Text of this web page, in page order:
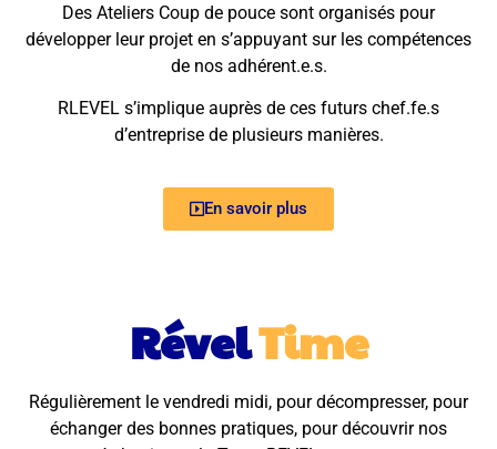
Des Ateliers Coup de pouce sont organisés pour
développer leur projet en s’appuyant sur les compétences
de nos adhérent.e.s.
RLEVEL s’implique auprès de ces futurs chef.fe.s
d’entreprise de plusieurs manières.
En savoir plus
RévelTime
Régulièrement le vendredi midi, pour décompresser, pour
échanger des bonnes pratiques, pour découvrir nos